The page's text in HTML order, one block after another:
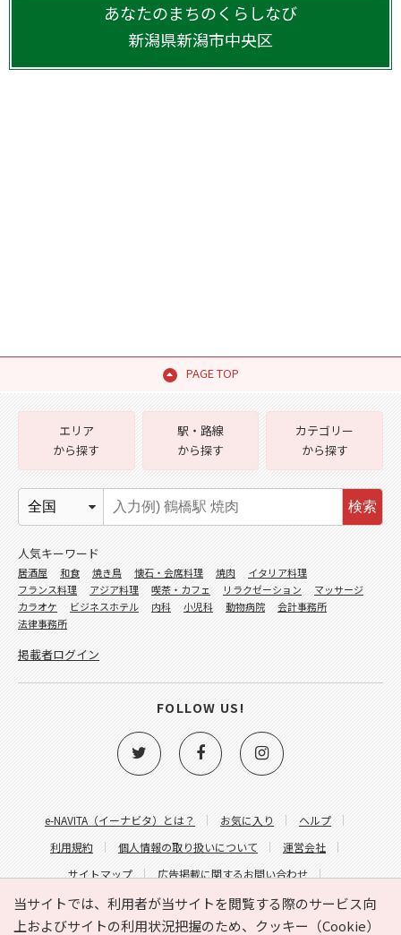
あなたのまちのくらしなび
新潟県新潟市中央区
PAGE TOP
当サイトでは、利用者が当サイトを閲覧する際のサービス向
上およびサイトの利用状況把握のため、クッキー（Cookie）
e-NAVITA（イーナビタ）とは？ お気に入り
ヘルプ
利用規約
個人情報の取り扱いについて
運営会社
サイトマップ
広告掲載に関するお問い合わせ
サイトの内容に関するお問い合わせ
エリア
から探す
駅・路線
から探す
カテゴリー
から探す
検索
人気キーワード
居酒屋 和食 焼き鳥 懐石・会席料理 焼肉
イタリア料理
フランス料理
アジア料理 喫茶・カフェ リラクゼーション
マッサージ
カラオケ
ビジネスホテル 内科 小児科 動物病院
会計事務所
法律事務所
掲載者ログイン
FOLLOW US!